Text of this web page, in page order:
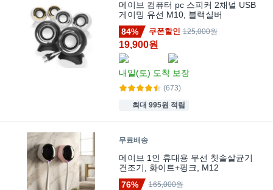
메이브 컴퓨터 pc 스피커 2채널 USB
게이밍 유선 M10, 블랙실버
84%
쿠폰할인 125,000원
19,900원
내일(토) 도착 보장
(673)
최대 995원 적립
무료배송
메이브 1인 휴대용 무선 칫솔살균기
건조기, 화이트+핑크, M12
76%
165,000원